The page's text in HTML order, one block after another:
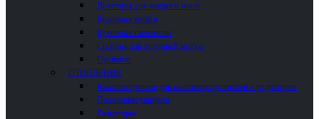
Дозаторы для жидкого мыла
Кухонные мойки
Кухонные смесители
Сифоны для кухонной мойки
Сушилки
ОТОПЛЕНИЕ
Комплектующие для полотенцесушителей и радиаторов
Полотенцесушители
Радиаторы